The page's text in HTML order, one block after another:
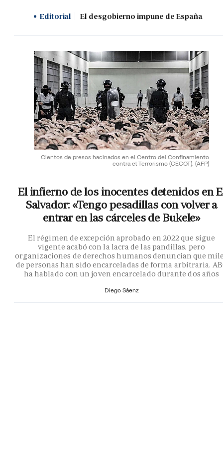
Editorial El desgobierno impune de España
Cientos de presos hacinados en el Centro del Confinamiento
contra el Terrorismo (CECOT). (AFP)
El infierno de los inocentes detenidos en
Salvador: «Tengo pesadillas con volver a
entrar en las cárceles de Bukele»
El régimen de excepción aprobado en 2022 que sigue
vigente acabó con la lacra de las pandillas, pero
organizaciones de derechos humanos denuncian que
de personas han sido encarceladas de forma arbitraria.
ha hablado con un joven encarcelado durante dos años
Diego Sáenz